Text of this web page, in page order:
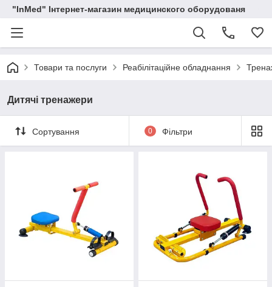
"InMed" Інтернет-магазин медицинского оборудованя
Товари та послуги Реабілітаційне обладнання
Дитячі тренажери
Сортування 0 Фільтри